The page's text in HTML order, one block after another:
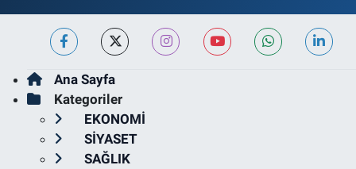
Ana Sayfa
Kategoriler
EKONOMİ
SİYASET
SAĞLIK